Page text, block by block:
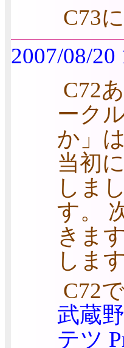
C73
2007/08/20
C72
ーク
か」
当初
しま
す。
きま
します
C72
武蔵
テツ